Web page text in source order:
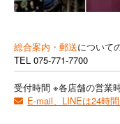
総合案内・郵送について
TEL 075-771-7700
受付時間 ※各店舗の営業
E-mail、LINEは24時